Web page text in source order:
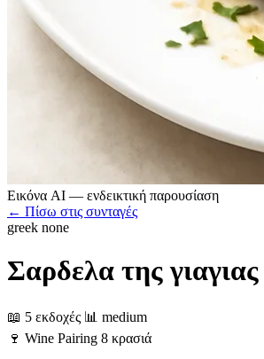
Εικόνα AI — ενδεικτική παρουσίαση
← Πίσω στις συνταγές
greek none
Σαρδελα της γιαγιας
📖 5 εκδοχές 📊 medium
🍷 Wine Pairing 8 κρασιά